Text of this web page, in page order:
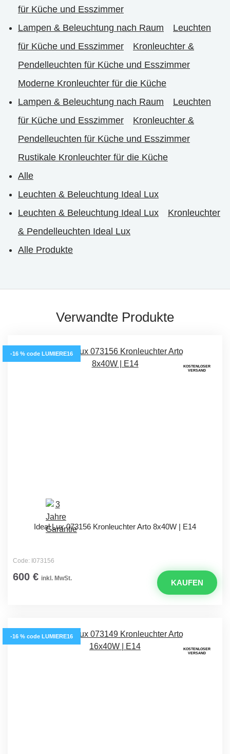
für Küche und Esszimmer
Lampen & Beleuchtung nach Raum
Leuchten
für Küche und Esszimmer
Kronleuchter &
Pendelleuchten für Küche und Esszimmer
Moderne Kronleuchter für die Küche
Lampen & Beleuchtung nach Raum
Leuchten
für Küche und Esszimmer
Kronleuchter &
Pendelleuchten für Küche und Esszimmer
Rustikale Kronleuchter für die Küche
Alle
Leuchten & Beleuchtung Ideal Lux
Leuchten & Beleuchtung Ideal Lux
Kronleuchter
& Pendelleuchten Ideal Lux
Alle Produkte
Verwandte Produkte
-16 % code LUMIERE16
KOSTENLOSER
VERSAND
Ideal Lux 073156 Kronleuchter Arto 8x40W | E14
Code: I073156
600 € inkl. MwSt. KAUFEN
-16 % code LUMIERE16
KOSTENLOSER
VERSAND